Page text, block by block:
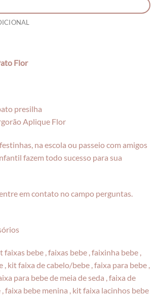
Flor
presilha
Aplique Flor
na escola ou passeio com amigos
fazem todo sucesso para sua
em contato no campo perguntas.
faixas bebe , faixas bebe , faixinha bebe ,
, kit faixa de cabelo/bebe , faixa para bebe ,
para bebe de meia de seda , faixa de
faixa bebe menina , kit faixa lacinhos bebe